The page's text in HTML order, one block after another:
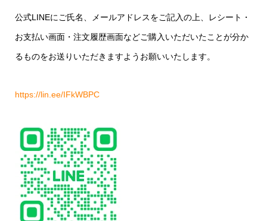
公式LINEにご氏名、メールアドレスをご記入の上、レシート・
お支払い画面・注文履歴画面などご購入いただいたことが分か
るものをお送りいただきますようお願いいたします。
https://lin.ee/IFkWBPC